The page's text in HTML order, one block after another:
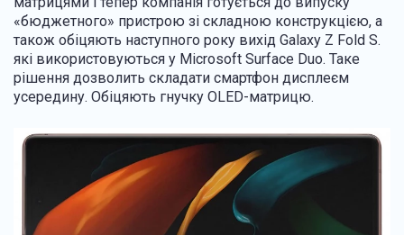
«бюджетного» пристрою зі складною конструкцією, а
також обіцяють наступного року вихід Galaxy Z Fold S.
які використовуються у Microsoft Surface Duo. Таке
рішення дозволить складати смартфон дисплеєм
усередину. Обіцяють гнучку OLED-матрицю.